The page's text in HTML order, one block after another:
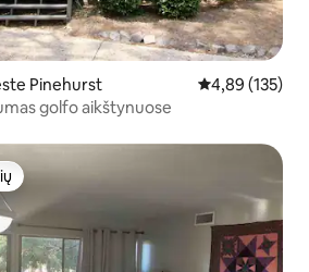
Pinehurst Vidutinis
4,89 (135)
golfo aikštynuose